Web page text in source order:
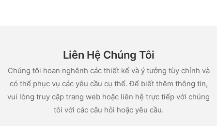
Liên Hệ Chúng Tôi
Chúng tôi hoan nghênh các thiết kế và ý tưởng tùy chỉnh và
có thể phục vụ các yêu cầu cụ thể. Để biết thêm thông tin,
vui lòng truy cập trang web hoặc liên hệ trực tiếp với chúng
tôi với các câu hỏi hoặc yêu cầu.